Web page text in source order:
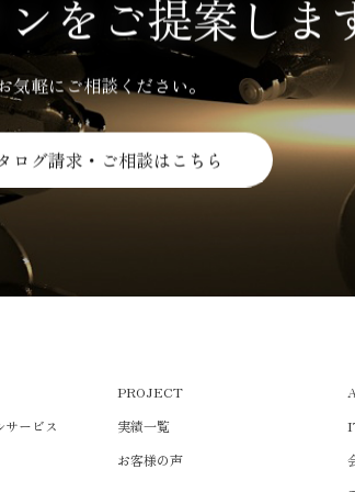
をご提案しま
気軽にご相談ください。
ログ請求・ご相談はこちら
サービス
PROJECT
実績一覧
お客様の声